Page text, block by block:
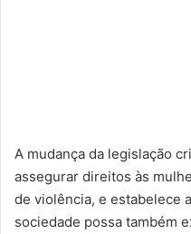
A mudança da legislação
assegurar direitos às
de violência, e estabelece
sociedade possa também